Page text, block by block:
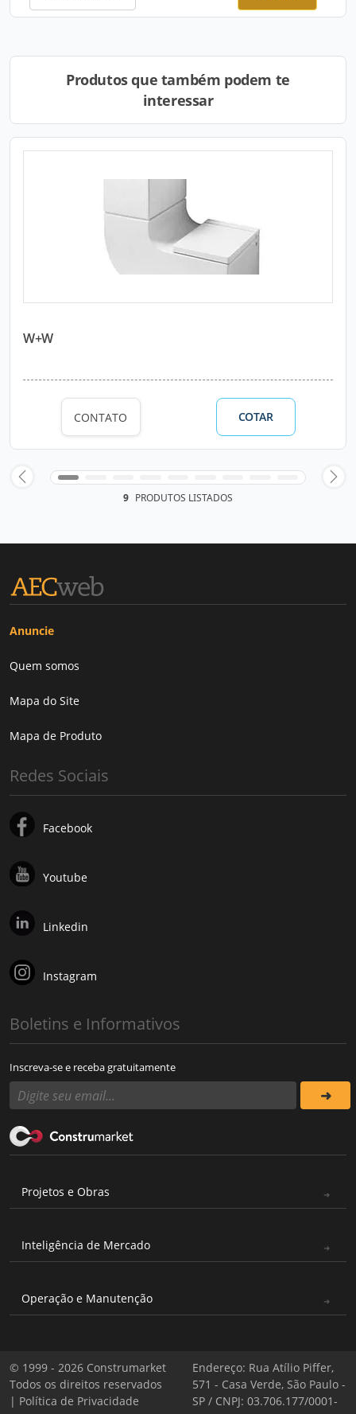
Produtos que também podem te
interessar
W+W
CONTATO COTAR
9 PRODUTOS LISTADOS
Anuncie
Quem somos
Mapa do Site
Mapa de Produto
Redes Sociais
Facebook
Youtube
Linkedin
Instagram
Boletins e Informativos
Inscreva-se e receba gratuitamente
Projetos e Obras
Inteligência de Mercado
Operação e Manutenção
© 1999 - 2026 Construmarket
Todos os direitos reservados
| Política de Privacidade
Endereço: Rua Atílio Piffer,
571 - Casa Verde, São Paulo -
SP / CNPJ: 03.706.177/0001-